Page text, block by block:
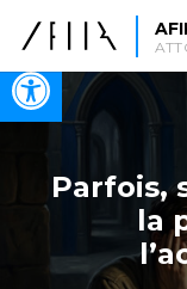
Open toolbar
Parfois,
la